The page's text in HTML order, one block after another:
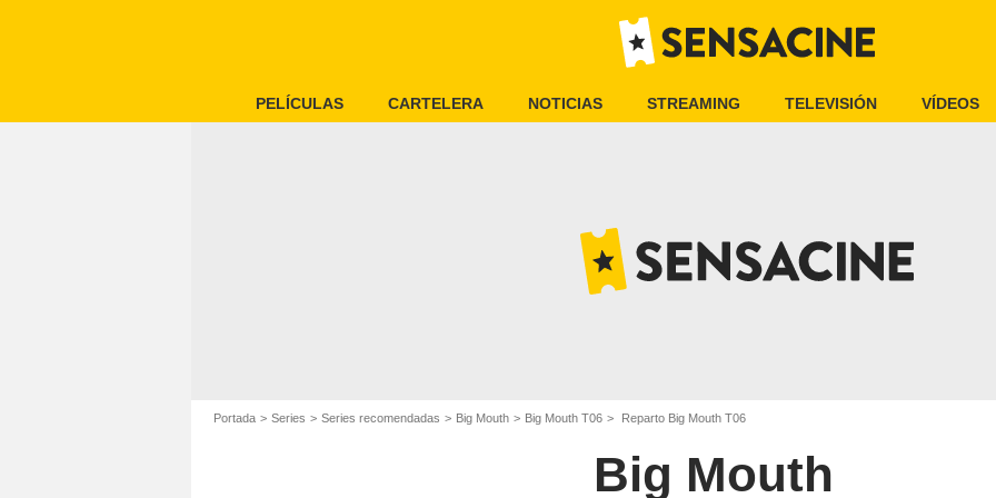
PELÍCULAS CARTELERA NOTICIAS STREAMING TELEVISIÓN VÍDEOS
Portada Series Series recomendadas Big Mouth Big Mouth T06 Reparto Big Mouth T06
Big Mouth